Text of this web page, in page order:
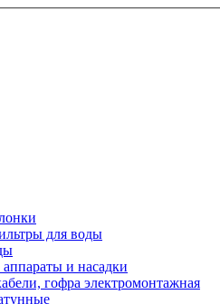
для воды
и насадки
гофра электромонтажная